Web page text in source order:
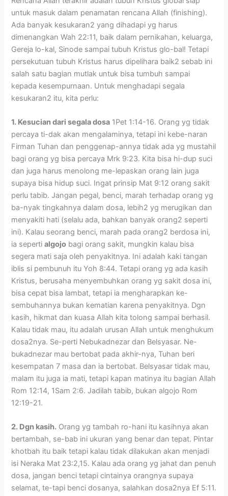
untuk masuk dalam penamatan rencana Allah (finishing).
Ada banyak kesukaran2 yang dihadapi yg harus
dimenangkan Wah 22:11, baik dalam pernikahan, keluarga,
Gereja lo-kal, Sinode sampai tubuh Kristus glo-bal! Tetapi
persekutuan tubuh Kristus harus dipelihara baik2 sebab ini
salah satu bagian mutlak untuk bisa tumbuh sampai
kepada kesempurnaan. Untuk menghadapi segala
kesukaran2 itu, kita perlu:
1. Kesucian dari segala dosa 1Pet 1:14-16. Orang yg tidak
percaya ti-dak akan mengalaminya, tetapi ini kebe-naran
Firman Tuhan dan penggenap-annya tidak ada yg mustahil
bagi orang yg bisa percaya Mrk 9:23. Kita bisa hi-dup suci
dan juga harus menolong me-lepaskan orang lain juga
supaya bisa hidup suci. Ingat prinsip Mat 9:12 orang sakit
perlu tabib. Jangan pegal, benci, marah terhadap orang yg
ba-nyak tingkahnya dalam dosa, lebih2 yg merugikan dan
menyakiti hati (selalu ada, bahkan banyak orang2 seperti
ini). Kalau seorang benci, marah pada orang2 berdosa ini,
ia sepertialgojo bagi orang sakit, mungkin kalau bisa
segera mati saja oleh penyakitnya. Ini adalah kaki tangan
iblis si pembunuh itu Yoh 8:44. Tetapi orang yg ada kasih
Kristus, berusaha menyembuhkan orang yg sakit dosa ini,
bisa cepat bisa lambat, tetapi ia mengharapkan ke-
sembuhannya bukan kematian karena penyakitnya. Dgn
kasih, hikmat dan kuasa Allah kita tolong sampai berhasil.
Kalau tidak mau, itu adalah urusan Allah untuk menghukum
dosa2nya. Se-perti Nebukadnezar dan Belsyasar. Ne-
bukadnezar mau bertobat pada akhir-nya, Tuhan beri
kesempatan 7 masa dan ia bertobat. Belsyasar tidak mau,
malam itu juga ia mati, tetapi kapan matinya itu bagian Allah
Rom 12:14, 1Sam 2:6. Jadilah tabib, bukan algojo Rom
12:19-21.
2. Dgn kasih. Orang yg tambah ro-hani itu kasihnya akan
bertambah, se-bab ini ukuran yang benar dan tepat. Pintar
khotbah itu baik tetapi kalau tidak dilakukan akan menjadi
isi Neraka Mat 23:2,15. Kalau ada orang yg jahat dan penuh
dosa, jangan benci tetapi cintainya orangnya supaya
selamat, te-tapi benci dosanya, salahkan dosa2nya Ef 5:11.